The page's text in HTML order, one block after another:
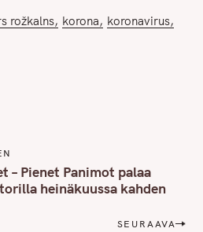
rožkalns korona
koronavirus
– Pienet Panimot palaa
heinäkuussa kahden
SEURAAVA